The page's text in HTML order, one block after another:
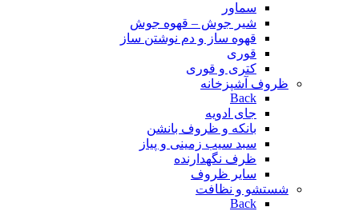
سماور
شیر جوش – قهوه جوش
قهوه ساز و دم نوشتن ساز
قوری
کتری و قوری
ظروف آشپزخانه
Back
جای ادویه
بانکه و ظروف بانشن
سبد سیب زمینی و پیاز
ظرف نگهدارنده
سایر ظروف
شستشو و نظافت
Back